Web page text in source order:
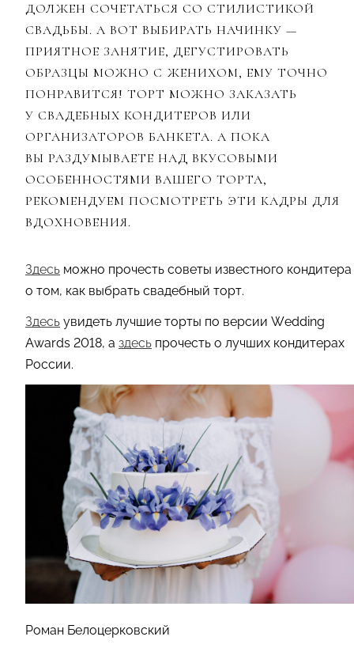
ДОЛЖЕН СОЧЕТАТЬСЯ СО СТИЛИСТИКОЙ
СВАДЬБЫ. А ВОТ ВЫБИРАТЬ НАЧИНКУ —
ПРИЯТНОЕ ЗАНЯТИЕ, ДЕГУСТИРОВАТЬ
ОБРАЗЦЫ МОЖНО С ЖЕНИХОМ, ЕМУ ТОЧНО
ПОНРАВИТСЯ! ТОРТ МОЖНО ЗАКАЗАТЬ
У СВАДЕБНЫХ КОНДИТЕРОВ ИЛИ
ОРГАНИЗАТОРОВ БАНКЕТА. А ПОКА
ВЫ РАЗДУМЫВАЕТЕ НАД ВКУСОВЫМИ
ОСОБЕННОСТЯМИ ВАШЕГО ТОРТА,
РЕКОМЕНДУЕМ ПОСМОТРЕТЬ ЭТИ КАДРЫ ДЛЯ
ВДОХНОВЕНИЯ.
Здесь можно прочесть советы известного кондитера
о том, как выбрать свадебный торт.
Здесь увидеть лучшие торты по версии Wedding
Awards 2018, а здесь прочесть о лучших кондитерах
России.
Роман Белоцерковский